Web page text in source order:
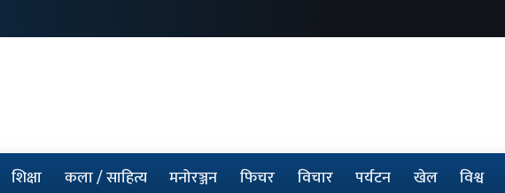
शिक्षा कला / साहित्य मनोरञ्जन फिचर विचार पर्यटन खेल विश्व